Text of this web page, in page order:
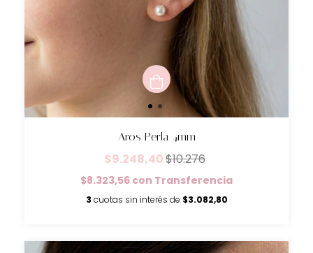
Aros Perla 4mm
$9.248,40$10.276
$8.323,56 con Transferencia
3 cuotas sin interés de $3.082,80